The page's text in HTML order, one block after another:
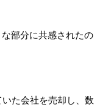
部分に共感されたの
た会社を売却し、数